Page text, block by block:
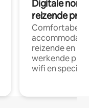
Digitale
reizende
Comfortabele
reizende en
werkende
wifi en